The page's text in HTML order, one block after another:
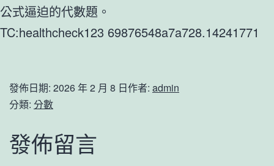
公式逼迫的代數題。
TC:healthcheck123 69876548a7a728.14241771
發佈日期: 2026 年 2 月 8 日作者: admin
分類: 分數
發佈留言